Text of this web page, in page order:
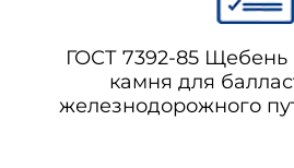
ГОСТ 7392-85 Щебень
камня для
железнодорожного